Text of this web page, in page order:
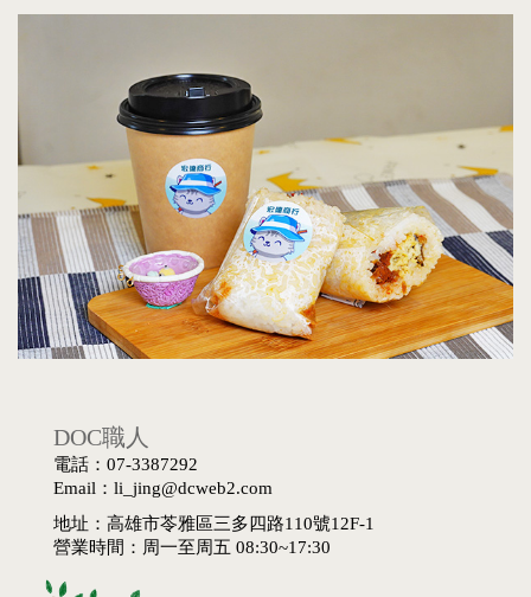
DOC職人
電話：07-3387292
Email：li_jing@dcweb2.com
地址：高雄市苓雅區三多四路110號12F-1
營業時間：周一至周五 08:30~17:30